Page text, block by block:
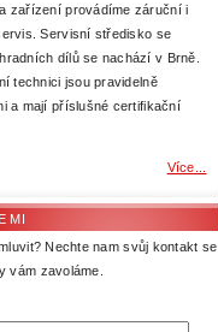
zařízení provádíme záruční i
Servisní středisko se
dílů se nachází v Brně.
technici jsou pravidelně
a mají příslušné certifikační
Více...
MI
Nechte nam svůj kontakt se
vám zavoláme.